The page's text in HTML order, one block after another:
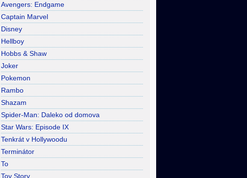
Avengers: Endgame
Captain Marvel
Disney
Hellboy
Hobbs & Shaw
Joker
Pokemon
Rambo
Shazam
Spider-Man: Daleko od domova
Star Wars: Episode IX
Tenkrát v Hollywoodu
Terminátor
To
Toy Story